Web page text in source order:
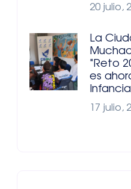
20 julio,
La
"Reto
es
Infancia
17 julio,